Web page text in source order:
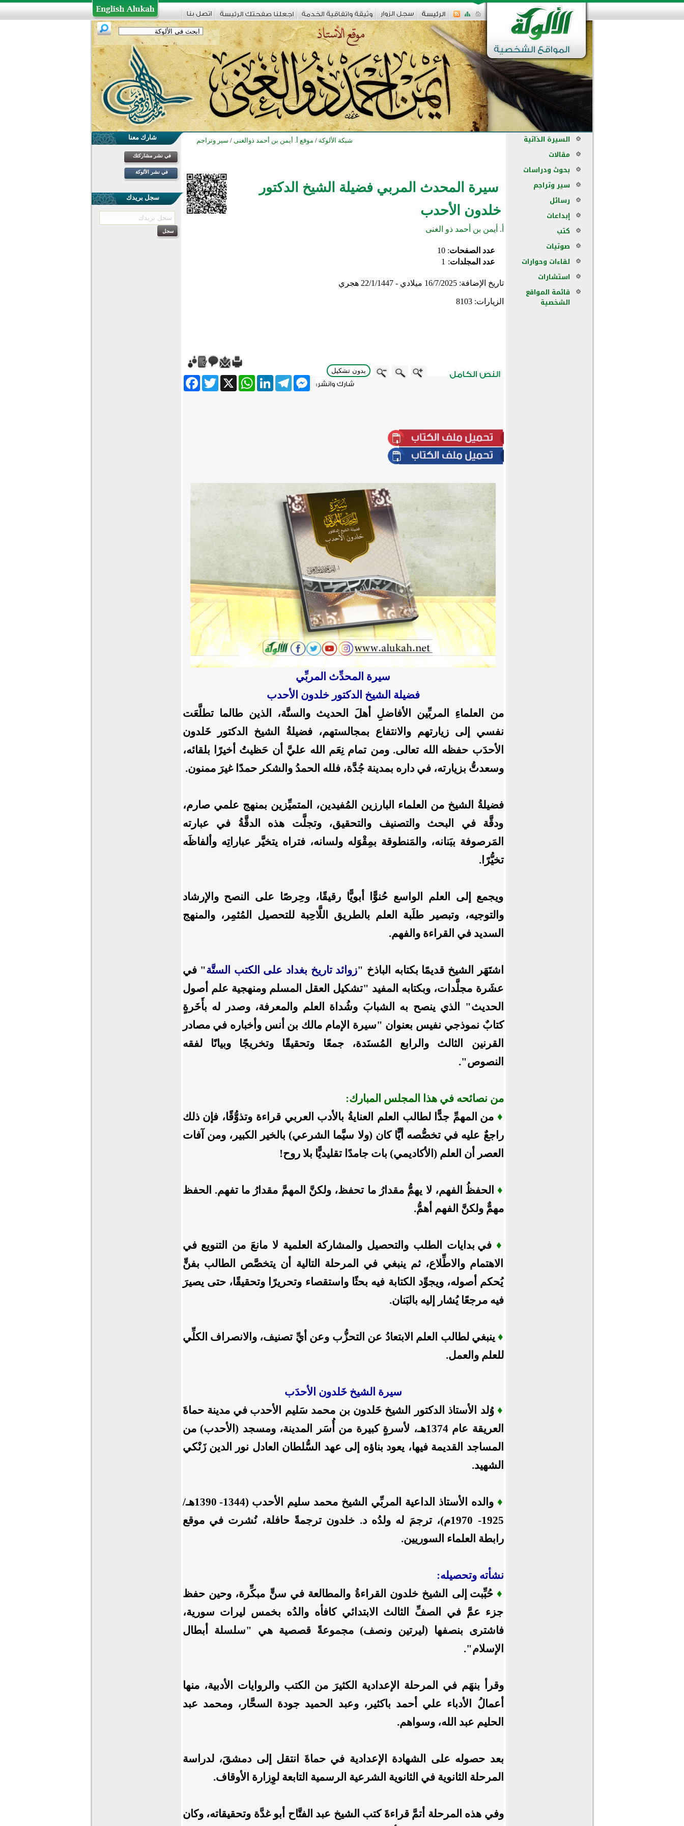
شبكة الألوكة / موقع أ. أيمن بن أحمد ذوالغنى / سير وتراجم
سيرة المحدث المربي فضيلة الشيخ الدكتور
خلدون الأحدب
أ. أيمن بن أحمد ذو الغنى
عدد الصفحات:
10
عدد المجلدات:
1
تاريخ الإضافة:16/7/2025 ميلادي - 22/1/1447 هجري
الزيارات:8103
بدون تشكيل
FacebookTwitter X
WhatsAppLinkedInTelegram
Messenger
سيرة المحدِّث المربِّي
فضيلة الشيخ الدكتور خلدون الأحدب
من العلماءِ المربِّين الأفاضلِ أهلَ الحديث والسنَّة، الذين طالما تطلَّعَت
نفسي إلى زيارتهم والانتفاع بمجالستهم، فضيلةُ الشيخ الدكتورخَلدون
الأحدَب حفظه الله تعالى. ومن تمام نِعَم الله عليَّ أن حَظيتُ أخيرًا بلقائه،
وسعدتُّ بزيارته، في داره بمدينة جُدَّة، فلله الحمدُ والشكر حمدًا غيرَ ممنون.
فضيلةُ الشيخ من العلماء البارزين المُفيدين، المتميِّزين بمنهج علمي صارم،
ودقَّة في البحث والتصنيف والتحقيق، وتجلَّت هذه الدقَّةُ في عبارته
المَرصوفة ببَنانه، والمَنطوقة بمِقْوَله ولسانه، فتراه يتخيَّر عباراتِه وألفاظَه
تخيُّرًا.
ويجمع إلى العلم الواسع حُنوًّا أبويًّا رقيقًا، وحِرصًا على النصح والإرشاد
والتوجيه، وتبصير طلَبة العلم بالطريق اللَّاحِبة للتحصيل المُثمِر، والمنهج
السديد في القراءة والفهم.
اشتَهَر الشيخ قديمًا بكتابه الباذخ "زوائد تاريخ بغداد على الكتب الستَّة" في
عشَرة مجلَّدات، وبكتابه المفيد "تشكيل العقل المسلم ومنهجية علم أصول
الحديث" الذي ينصح به الشبابَ وشُداة العلم والمعرفة، وصدر له بأَخَرةٍ
كتابٌ نموذجي نفيس بعنوان "سيرة الإمام مالك بن أنس وأخباره في مصادر
القرنين الثالث والرابع المُسنَدة، جمعًا وتحقيقًا وتخريجًا وبيانًا لفقه
النصوص".
من نصائحه في هذا المجلس المبارك:
♦ من المهمِّ جدًّا لطالب العلم العنايةُ بالأدب العربي قراءة وتذوُّقًا، فإن ذلك
راجعٌ عليه في تخصُّصه أيًّا كان (ولا سيَّما الشرعي) بالخير الكبير، ومن آفات
العصر أن العلم (الأكاديمي) بات جامدًا تقليديًّا بلا روح!
♦ الحفظُ الفهم، لا يهمُّ مقدارُ ما تحفظ، ولكنَّ المهمَّ مقدارُ ما تفهم. الحفظ
مهمٌّ ولكنَّ الفهم أهمُّ.
♦في بدايات الطلب والتحصيل والمشاركة العلمية لا مانعَ من التنويع في
الاهتمام والاطِّلاع، ثم ينبغي في المرحلة التالية أن يتخصَّص الطالب بفنٍّ
يُحكم أصوله، ويجوِّد الكتابة فيه بحثًا واستقصاء وتحريرًا وتحقيقًا، حتى يصيرَ
فيه مرجعًا يُشار إليه بالبَنان.
♦ ينبغي لطالب العلم الابتعادُ عن التحزُّب وعن أيِّ تصنيف، والانصراف الكلِّي
للعلم والعمل.
سيرة الشيخ خَلدون الأحدَب
♦وُلد الأستاذ الدكتور الشيخ خَلدون بن محمد سَليم الأحدب في مدينة حماةَ
العريقة عام 1374هـ، لأسرةٍ كبيرة من أُسَر المدينة، ومسجد (الأحدب) من
المساجد القديمة فيها، يعود بناؤه إلى عهد السُّلطان العادل نور الدين زَنْكي
الشهيد.
♦
والده الأستاذ الداعية المربِّي الشيخ محمد سليم الأحدب (1344- 1390هـ/
1925- 1970م)، ترجمَ له ولدُه د. خلدون ترجمةً حافلة، نُشرت في موقع
رابطة العلماء السوريين.
نشأته وتحصيله:
♦حُبِّبت إلى الشيخ خلدون القراءةُ والمطالعة في سنٍّ مبكِّرة، وحين حفظ
جزء عمَّ في الصفِّ الثالث الابتدائي كافأه والدُه بخمس ليرات سورية،
فاشترى بنصفها (ليرتين ونصف) مجموعةً قصصية هي "سلسلة أبطال
الإسلام".
وقرأ بنهَم في المرحلة الإعدادية الكثيرَ من الكتب والروايات الأدبية، منها
أعمالُ الأدباء علي أحمد باكثير، وعبد الحميد جودة السحَّار، ومحمد عبد
الحليم عبد الله، وسواهم.
بعد حصوله على الشهادة الإعدادية في حماةَ انتقل إلى دمشقَ، لدراسة
المرحلة الثانوية في الثانوية الشرعية الرسمية التابعة لوِزارة الأوقاف.
وفي هذه المرحلة أتمَّ قراءةَ كتب الشيخ عبد الفتَّاح أبو غدَّة وتحقيقاته، وكان
شارك معنا
في نشر مشاركتك
في نشر الألوكة
سجل بريدك
السيرة الذاتية
مقالات
بحوث ودراسات
سير وتراجم
رسائل
إبداعات
كتب
صوتيات
لقاءات وحوارات
استشارات
قائمة المواقع
الشخصية